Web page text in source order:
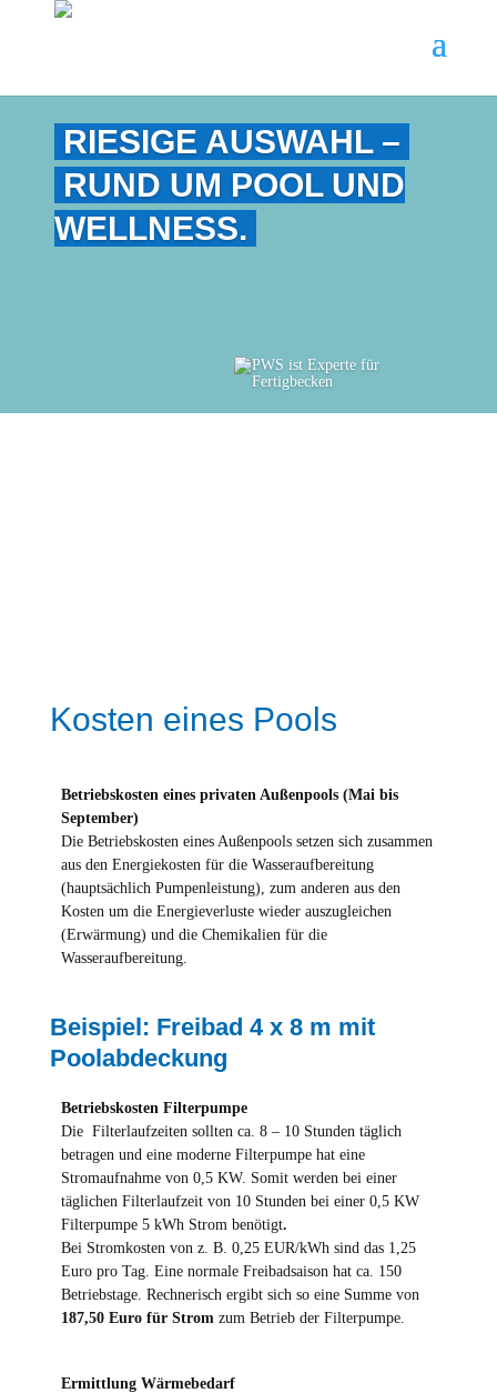
RIESIGE AUSWAHL –
RUND UM POOL UND
WELLNESS.
Kosten eines Pools
Betriebskosten eines privaten Außenpools (Mai bis
September)
Die Betriebskosten eines Außenpools setzen sich zusammen
aus den Energiekosten für die Wasseraufbereitung
(hauptsächlich Pumpenleistung), zum anderen aus den
Kosten um die Energieverluste wieder auszugleichen
(Erwärmung) und die Chemikalien für die
Wasseraufbereitung.
Beispiel: Freibad 4 x 8 m mit
Poolabdeckung
Betriebskosten Filterpumpe
Die Filterlaufzeiten sollten ca. 8 – 10 Stunden täglich
betragen und eine moderne Filterpumpe hat eine
Stromaufnahme von 0,5 KW. Somit werden bei einer
täglichen Filterlaufzeit von 10 Stunden bei einer 0,5 KW
Filterpumpe 5 kWh Strom benötigt.
Bei Stromkosten von z. B. 0,25 EUR/kWh sind das 1,25
Euro pro Tag. Eine normale Freibadsaison hat ca. 150
Betriebstage. Rechnerisch ergibt sich so eine Summe von
187,50 Euro für Stromzum Betrieb der Filterpumpe.
Ermittlung Wärmebedarf